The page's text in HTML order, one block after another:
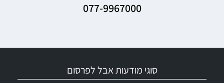
077-9967000
סוגי מודעות אבל לפרסום